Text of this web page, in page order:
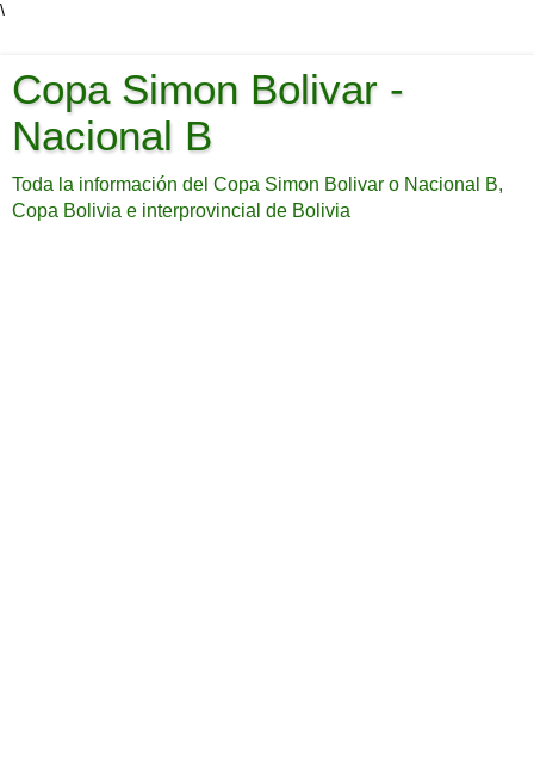
\
Copa Simon Bolivar -
Nacional B
Toda la información del Copa Simon Bolivar o Nacional B,
Copa Bolivia e interprovincial de Bolivia